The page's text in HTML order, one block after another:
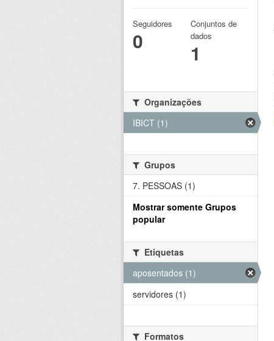
Seguidores
0
Conjuntos de
dados
1
Organizações
IBICT (1)
Grupos
7. PESSOAS (1)
Mostrar somente Grupos
popular
Etiquetas
aposentados (1)
servidores (1)
Formatos